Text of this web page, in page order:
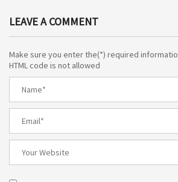
LEAVE A COMMENT
Make sure you enter the(*) required
HTML code is not allowed